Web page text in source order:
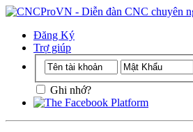
Đăng Ký
Trợ giúp
Ghi nhớ?